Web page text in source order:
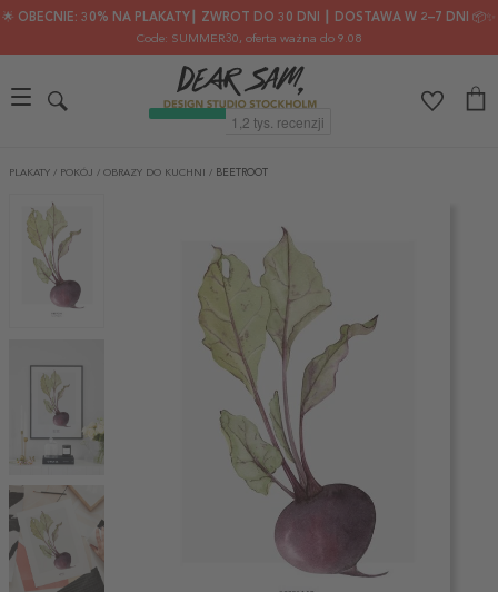
🌟 OBECNIE: 30% NA PLAKATY┃ ZWROT DO 30 DNI ┃ DOSTAWA W 2–7 DNI 📦✨
Code: SUMMER30, oferta ważna do 9.08
PLAKATY / POKÓJ / OBRAZY DO KUCHNI / BEETROOT